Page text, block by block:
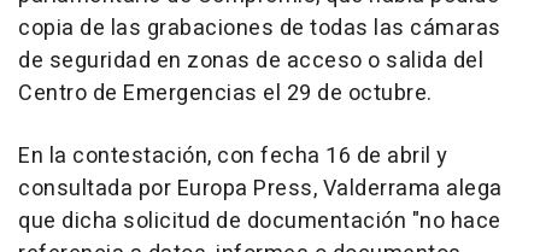
copia de las grabaciones de todas las cámaras
de seguridad en zonas de acceso o salida del
Centro de Emergencias el 29 de octubre.
En la contestación, con fecha 16 de abril y
consultada por Europa Press, Valderrama alega
que dicha solicitud de documentación "no hace